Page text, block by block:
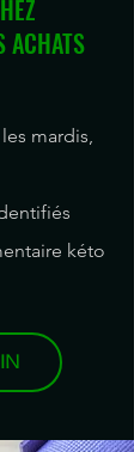
ACHATS
mardis,
kéto